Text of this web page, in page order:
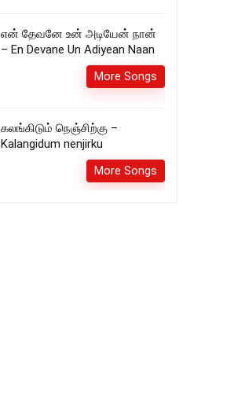
என் தேவனே உன் அடியேன் நான்
– En Devane Un Adiyean Naan
More Songs
கலங்கிடும் நெஞ்சிற்கு –
Kalangidum nenjirku
More Songs